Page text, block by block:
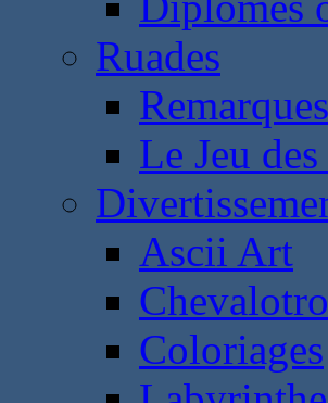
Ruades
Le Jeu
Ascii Art
Coloriages